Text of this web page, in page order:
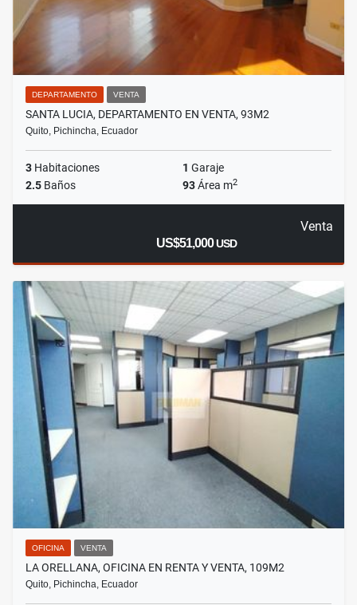
DEPARTAMENTO VENTA
SANTA LUCIA, DEPARTAMENTO EN VENTA, 93M2
Quito, Pichincha, Ecuador
3 Habitaciones 1 Garaje
2.5 Baños 93Área m2
Venta
US$51,000USD
OFICINA VENTA
LA ORELLANA, OFICINA EN RENTA Y VENTA, 109M2
Quito, Pichincha, Ecuador